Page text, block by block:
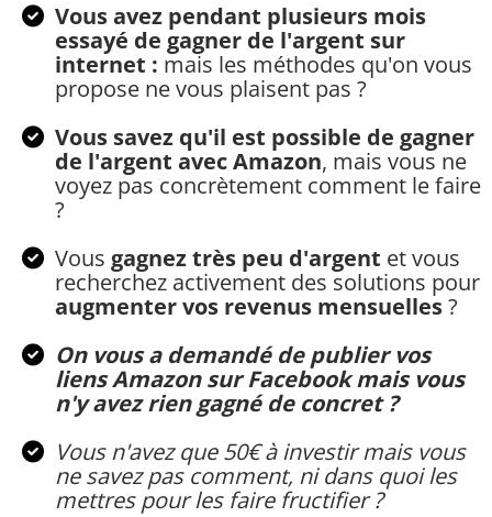
Vous avez pendant plusieurs mois
essayé de gagner de l'argent sur
internet : mais les méthodes qu'on vous
propose ne vous plaisent pas ?
Vous savez qu'il est possible de gagner
de l'argent avec Amazon, mais vous ne
voyez pas concrètement comment le faire
?
​​Vous gagnez très peu d'argent et vous
recherchez activement des solutions pour
augmenter vos revenus mensuelles?
On vous a demandé de publier vos
liens Amazon sur Facebook mais vous
n'y avez rien gagné de concret ?
Vous n'avez que 50€ à investir mais vous
ne savez pas comment, ni dans quoi les
mettres pour les faire fructifier ?